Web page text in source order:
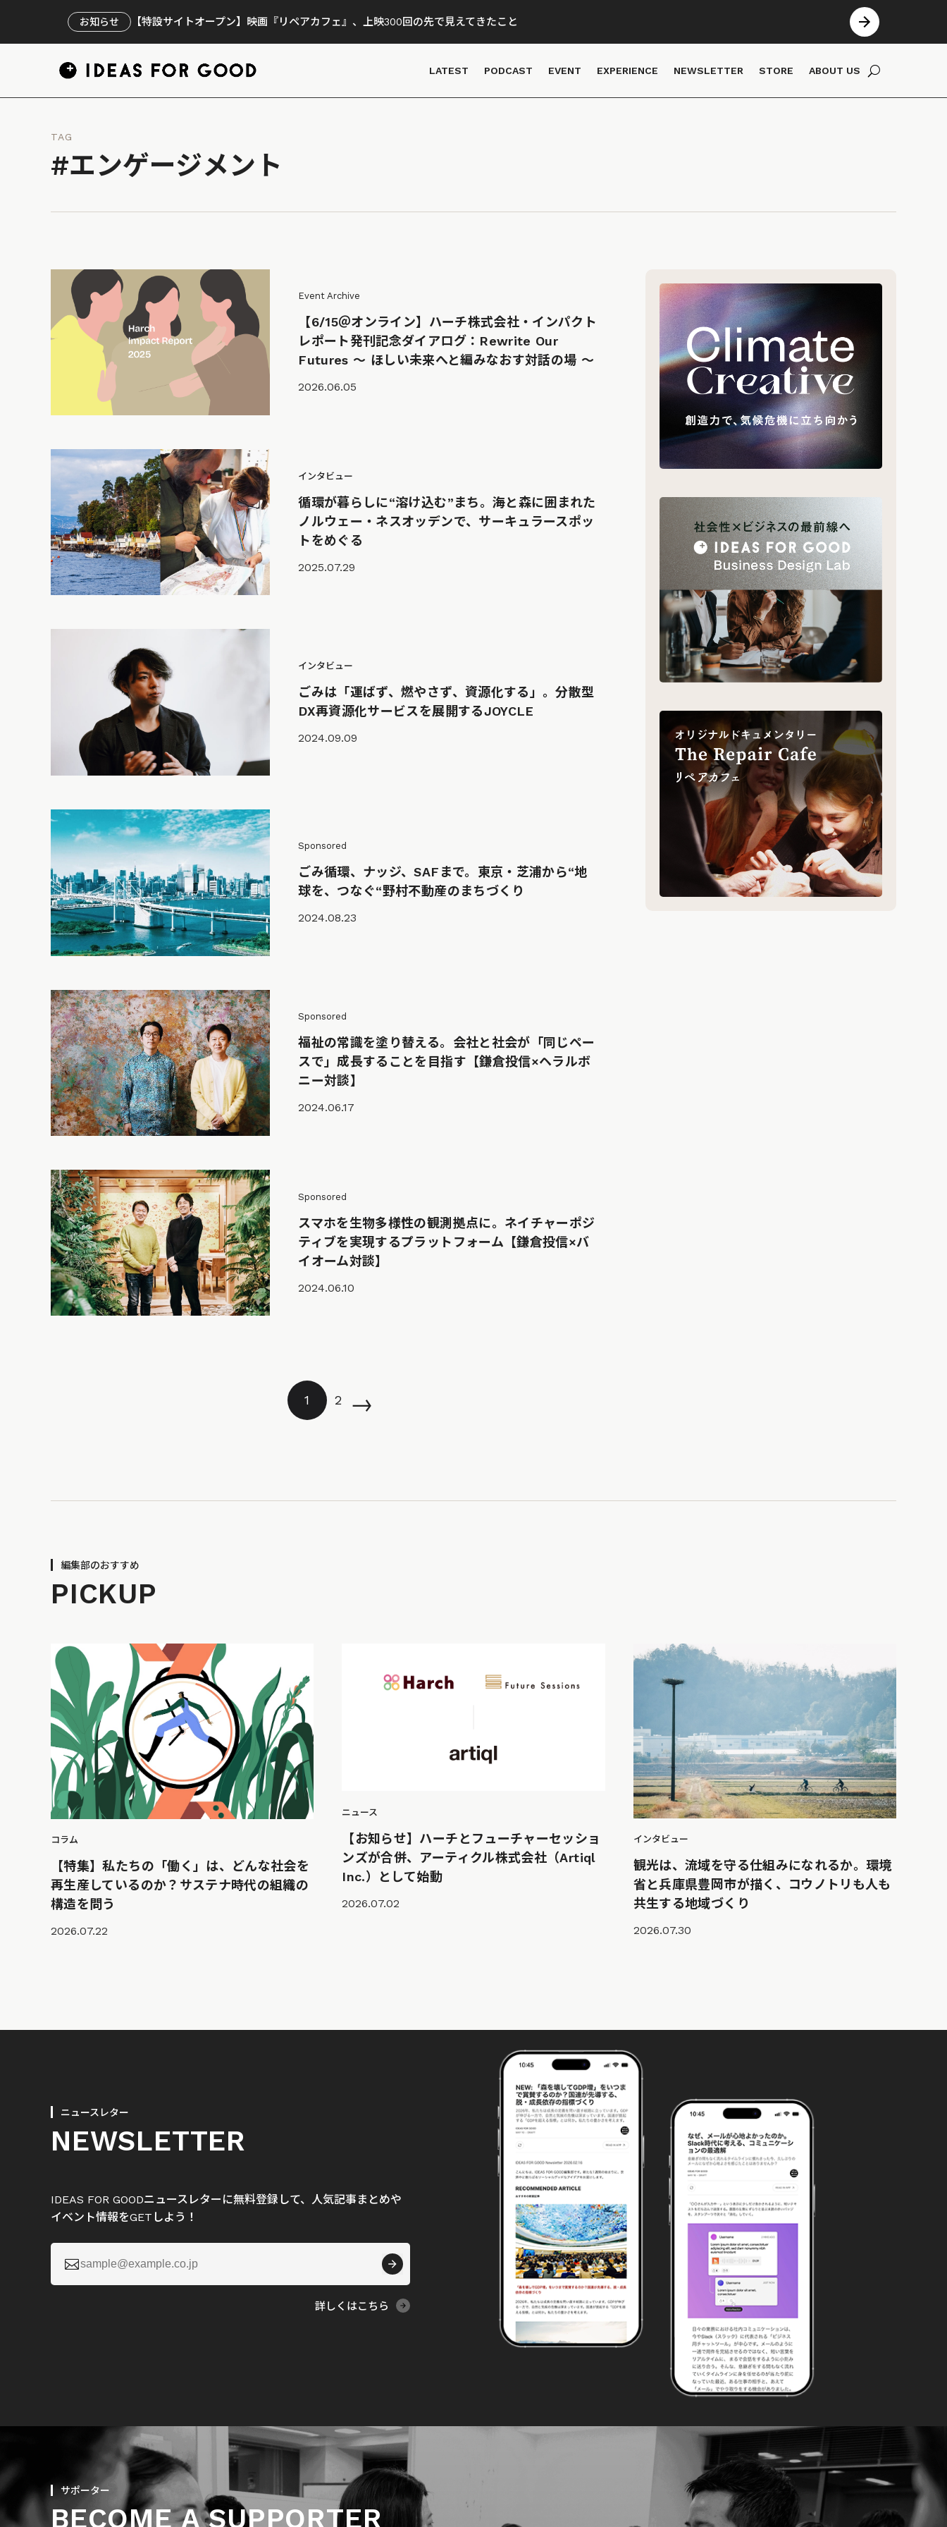
お知らせ 【特設サイトオープン】映画『リペアカフェ』、上映300回の先で見えてきたこと
LATEST PODCAST EVENT EXPERIENCE NEWSLETTER STORE ABOUT US
TAG
#エンゲージメント
Event Archive
【6/15＠オンライン】ハーチ株式会社・インパクト
レポート発刊記念ダイアログ：Rewrite Our
Futures 〜 ほしい未来へと編みなおす対話の場 〜
2026.06.05
インタビュー
循環が暮らしに“溶け込む”まち。海と森に囲まれた
ノルウェー・ネスオッデンで、サーキュラースポッ
トをめぐる
2025.07.29
インタビュー
ごみは「運ばず、燃やさず、資源化する」。分散型
DX再資源化サービスを展開するJOYCLE
2024.09.09
Sponsored
ごみ循環、ナッジ、SAFまで。東京・芝浦から“地
球を、つなぐ“野村不動産のまちづくり
2024.08.23
Sponsored
福祉の常識を塗り替える。会社と社会が「同じペー
スで」成長することを目指す【鎌倉投信×ヘラルボ
ニー対談】
2024.06.17
Sponsored
スマホを生物多様性の観測拠点に。ネイチャーポジ
ティブを実現するプラットフォーム【鎌倉投信×バ
イオーム対談】
2024.06.10
1 2 →
編集部のおすすめ
PICKUP
コラム
【特集】私たちの「働く」は、どんな社会を
再生産しているのか？サステナ時代の組織の
構造を問う
2026.07.22
ニュース
【お知らせ】ハーチとフューチャーセッショ
ンズが合併、アーティクル株式会社（Artiql
Inc.）として始動
2026.07.02
インタビュー
観光は、流域を守る仕組みになれるか。環境
省と兵庫県豊岡市が描く、コウノトリも人も
共生する地域づくり
2026.07.30
ニュースレター
NEWSLETTER
IDEAS FOR GOODニュースレターに無料登録して、人気記事まとめや
イベント情報をGETしよう！

詳しくはこちら
サポーター
BECOME A SUPPORTER